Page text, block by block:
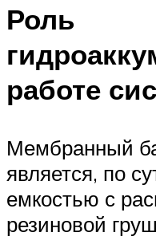
Роль
работе
Мембранный
является, по
емкостью с
резиновой